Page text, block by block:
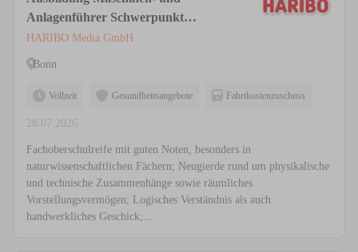
Anlagenführer Schwerpunkt
Lebensmitteltechnik (m/w/d)
HARIBO Media GmbH
Bonn
Vollzeit Gesundheitsangebote Fahrtkostenzuschuss
28.07.2026
Fachoberschulreife mit guten Noten, besonders in
naturwissenschaftlichen Fächern; Neugierde rund um physikalische
und technische Zusammenhänge sowie räumliches
Vorstellungsvermögen; Logisches Verständnis als auch
handwerkliches Geschick;...